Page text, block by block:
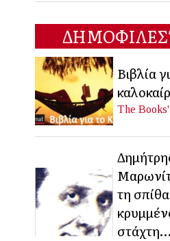
Βιβλία
The Books'
τη σπίθα